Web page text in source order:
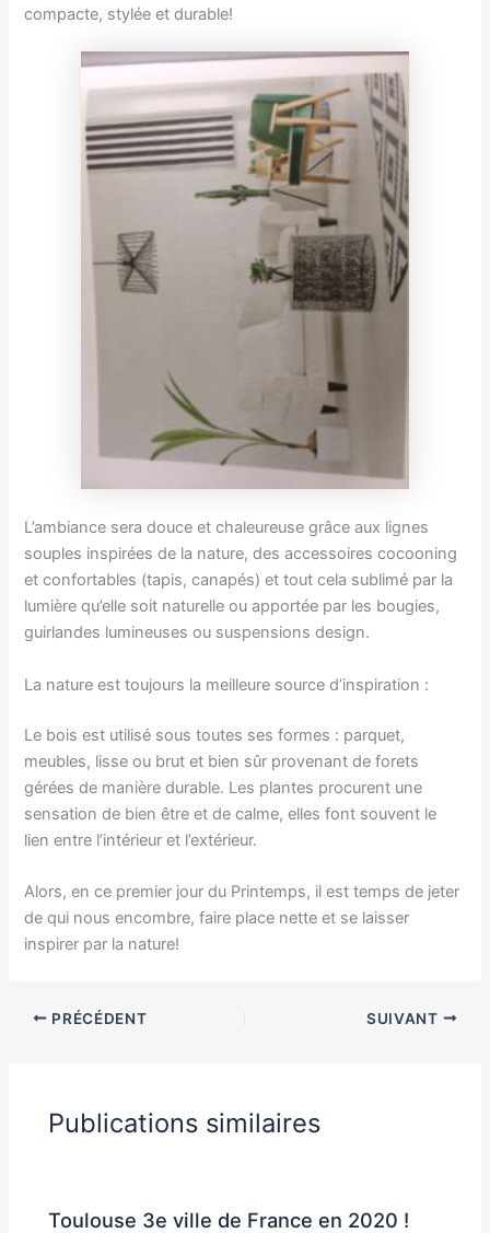
compacte, stylée et durable!
L’ambiance sera douce et chaleureuse grâce aux lignes
souples inspirées de la nature, des accessoires cocooning
et confortables (tapis, canapés) et tout cela sublimé par la
lumière qu’elle soit naturelle ou apportée par les bougies,
guirlandes lumineuses ou suspensions design.
La nature est toujours la meilleure source d’inspiration :
Le bois est utilisé sous toutes ses formes : parquet,
meubles, lisse ou brut et bien sûr provenant de forets
gérées de manière durable. Les plantes procurent une
sensation de bien être et de calme, elles font souvent le
lien entre l’intérieur et l’extérieur.
Alors, en ce premier jour du Printemps, il est temps de jeter
de qui nous encombre, faire place nette et se laisser
inspirer par la nature!
PRÉCÉDENT SUIVANT
Publications similaires
Toulouse 3e ville de France en 2020 !